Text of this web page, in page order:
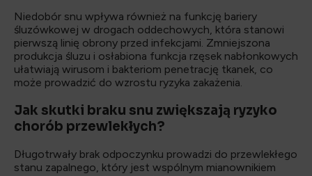
Niedobór snu wpływa również na funkcję bariery
śluzówkowej w drogach oddechowych, która stanowi
pierwszą linię obrony przed infekcjami. Zmniejszona
produkcja śluzu i osłabiona funkcja rzęsek nabłonkowych
ułatwiają wirusom i bakteriom penetrację tkanek, co
może prowadzić do wzrostu ryzyka zakażenia.
Jak skutki braku snu zwiększają ryzyko
chorób przewlekłych?
Długotrwały brak odpoczynku prowadzi do przewlekłego
stanu zapalnego, który jest wspólnym mianownikiem